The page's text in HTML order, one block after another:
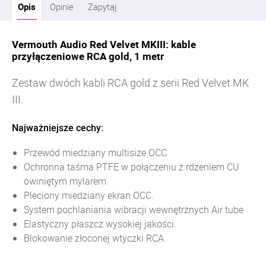
Opis Opinie Zapytaj
Vermouth Audio Red Velvet MKIII: kable
przyłączeniowe RCA gold, 1 metr
Zestaw dwóch kabli RCA gold z serii Red Velvet MK
III.
Najważniejsze cechy:
Przewód miedziany multisize OCC
Ochronna taśma PTFE w połączeniu z rdzeniem CU
owiniętym mylarem
Pleciony miedziany ekran OCC.
System pochlaniania wibracji wewnętrznych Air tube
Elastyczny płaszcz wysokiej jakości.
Blokowanie złoconej wtyczki RCA